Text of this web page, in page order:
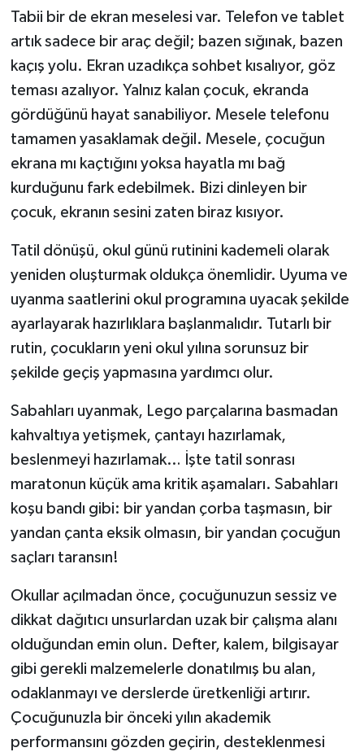
Tabii bir de ekran meselesi var. Telefon ve tablet
artık sadece bir araç değil; bazen sığınak, bazen
kaçış yolu. Ekran uzadıkça sohbet kısalıyor, göz
teması azalıyor. Yalnız kalan çocuk, ekranda
gördüğünü hayat sanabiliyor. Mesele telefonu
tamamen yasaklamak değil. Mesele, çocuğun
ekrana mı kaçtığını yoksa hayatla mı bağ
kurduğunu fark edebilmek. Bizi dinleyen bir
çocuk, ekranın sesini zaten biraz kısıyor.
Tatil dönüşü, okul günü rutinini kademeli olarak
yeniden oluşturmak oldukça önemlidir. Uyuma ve
uyanma saatlerini okul programına uyacak şekilde
ayarlayarak hazırlıklara başlanmalıdır. Tutarlı bir
rutin, çocukların yeni okul yılına sorunsuz bir
şekilde geçiş yapmasına yardımcı olur.
Sabahları uyanmak, Lego parçalarına basmadan
kahvaltıya yetişmek, çantayı hazırlamak,
beslenmeyi hazırlamak… İşte tatil sonrası
maratonun küçük ama kritik aşamaları. Sabahları
koşu bandı gibi: bir yandan çorba taşmasın, bir
yandan çanta eksik olmasın, bir yandan çocuğun
saçları taransın!
Okullar açılmadan önce, çocuğunuzun sessiz ve
dikkat dağıtıcı unsurlardan uzak bir çalışma alanı
olduğundan emin olun. Defter, kalem, bilgisayar
gibi gerekli malzemelerle donatılmış bu alan,
odaklanmayı ve derslerde üretkenliği artırır.
Çocuğunuzla bir önceki yılın akademik
performansını gözden geçirin, desteklenmesi